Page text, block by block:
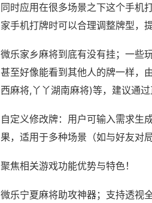
同时应用在很多场景之下这个手机
家手机打牌时可以合理调整牌型，
微乐家乡麻将到底有没有挂；一些
甚至好像能看到其他人的牌一样，
西麻将,丫丫湖南麻将)等，建议通过
自定义修改牌：用户可输入需求生
果，适用于多种场景（如与好友对
聚焦相关游戏功能优势与特色！
微乐宁夏麻将助攻神器；支持透视